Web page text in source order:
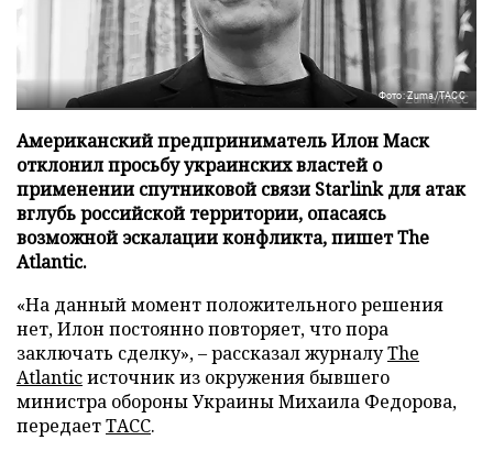
Фото: Zuma/ТАСС
Американский предприниматель Илон Маск
отклонил просьбу украинских властей о
применении спутниковой связи Starlink для атак
вглубь российской территории, опасаясь
возможной эскалации конфликта, пишет The
Atlantic.
«На данный момент положительного решения
нет, Илон постоянно повторяет, что пора
заключать сделку», – рассказал журналуThe
Atlanticисточник из окружения бывшего
министра обороны Украины Михаила Федорова,
передаетТАСС.